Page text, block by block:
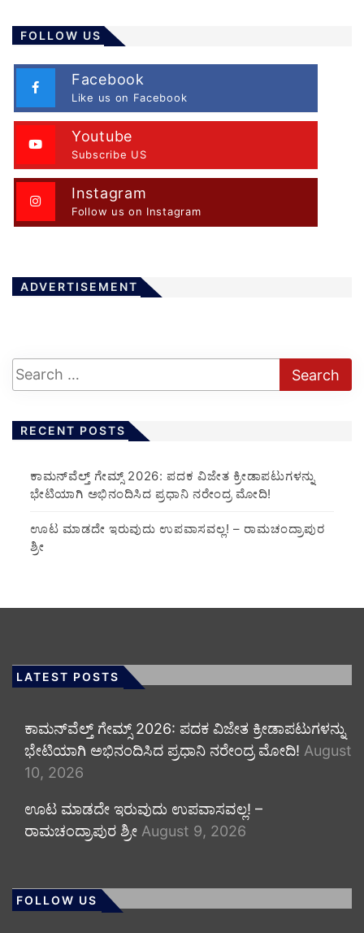
FOLLOW US
Facebook
Like us on Facebook
Youtube
Subscribe US
Instagram
Follow us on Instagram
ADVERTISEMENT
RECENT POSTS
ಕಾಮನ್‌ವೆಲ್ತ್ ಗೇಮ್ಸ್ 2026: ಪದಕ ವಿಜೇತ ಕ್ರೀಡಾಪಟುಗಳನ್ನು
ಭೇಟಿಯಾಗಿ ಅಭಿನಂದಿಸಿದ ಪ್ರಧಾನಿ ನರೇಂದ್ರ ಮೋದಿ!
ಊಟ ಮಾಡದೇ ಇರುವುದು ಉಪವಾಸವಲ್ಲ! – ರಾಮಚಂದ್ರಾಪುರ
ಶ್ರೀ
LATEST POSTS
ಕಾಮನ್‌ವೆಲ್ತ್ ಗೇಮ್ಸ್ 2026: ಪದಕ ವಿಜೇತ ಕ್ರೀಡಾಪಟುಗಳನ್ನು
ಭೇಟಿಯಾಗಿ ಅಭಿನಂದಿಸಿದ ಪ್ರಧಾನಿ ನರೇಂದ್ರ ಮೋದಿ! August
10, 2026
ಊಟ ಮಾಡದೇ ಇರುವುದು ಉಪವಾಸವಲ್ಲ! –
ರಾಮಚಂದ್ರಾಪುರ ಶ್ರೀ August 9, 2026
FOLLOW US